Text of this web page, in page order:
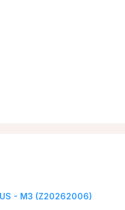
- M3 (Z20262006)